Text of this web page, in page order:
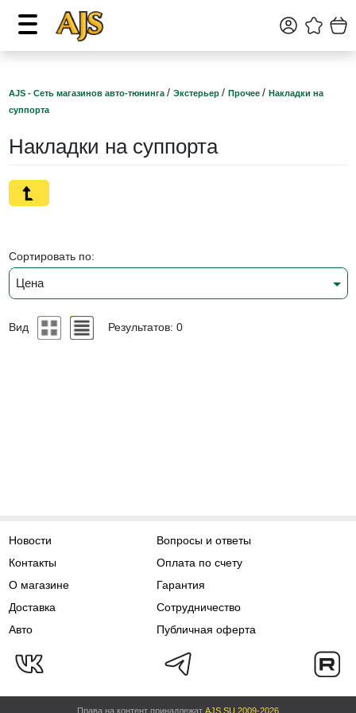
AJS - Сеть магазинов авто-тюнинга / Экстерьер / Прочее / Накладки на
суппорта
Накладки на суппорта
Сортировать по:
Цена
Вид Результатов: 0
Новости
Контакты
О магазине
Доставка
Авто
Вопросы и ответы
Оплата по счету
Гарантия
Сотрудничество
Публичная оферта
Права на контент принадлежат AJS.SU 2009-2026